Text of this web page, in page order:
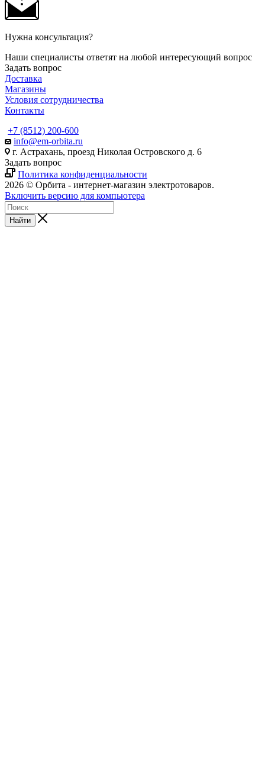
Нужна консультация?
Наши специалисты ответят на любой интересующий вопрос
Задать вопрос
Доставка
Магазины
Условия сотрудничества
Контакты
+7 (8512) 200-600
info@em-orbita.ru
г. Астрахань, проезд Николая Островского д. 6
Задать вопрос
Политика конфиденциальности
2026 © Орбита - интернет-магазин электротоваров.
Включить версию для компьютера
Найти